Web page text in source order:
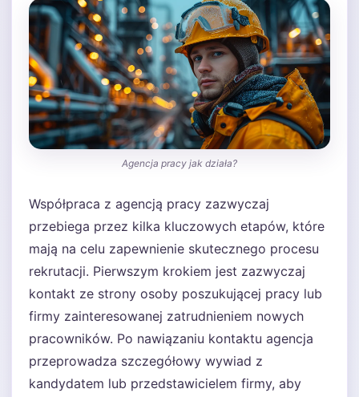
Agencja pracy jak działa?
Współpraca z agencją pracy zazwyczaj
przebiega przez kilka kluczowych etapów, które
mają na celu zapewnienie skutecznego procesu
rekrutacji. Pierwszym krokiem jest zazwyczaj
kontakt ze strony osoby poszukującej pracy lub
firmy zainteresowanej zatrudnieniem nowych
pracowników. Po nawiązaniu kontaktu agencja
przeprowadza szczegółowy wywiad z
kandydatem lub przedstawicielem firmy, aby